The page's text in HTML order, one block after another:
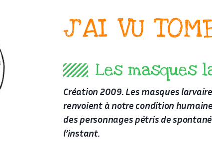
J’AI VU
Les masques
Création 2009. Les masques
renvoient à notre condition
des personnages pétris de
l’instant.